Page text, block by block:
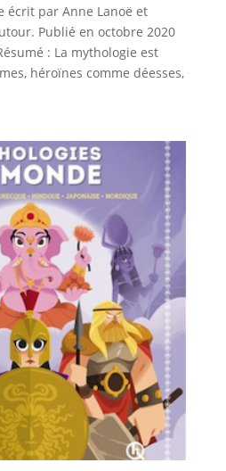
écrit par Anne Lanoë et
Publié en octobre 2020
: La mythologie est
héroïnes comme déesses,